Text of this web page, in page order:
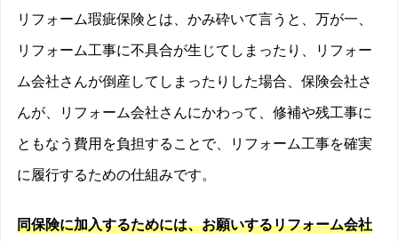
リフォーム瑕疵保険とは、かみ砕いて言うと、万が一、
リフォーム工事に不具合が生じてしまったり、リフォー
ム会社さんが倒産してしまったりした場合、保険会社さ
んが、リフォーム会社さんにかわって、修補や残工事に
ともなう費用を負担することで、リフォーム工事を確実
に履行するための仕組みです。
同保険に加入するためには、お願いするリフォーム会社